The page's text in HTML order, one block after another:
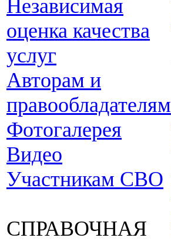
Независимая
оценка качества
услуг
Авторам и
правообладателям
Фотогалерея
Видео
Участникам СВО
СПРАВОЧНАЯ